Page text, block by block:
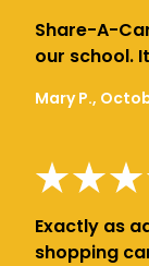
Share-A-
our school.
Mary P.,
Exactly as
shopping